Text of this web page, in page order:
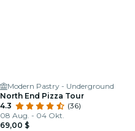
Modern Pastry - Underground
North End Pizza Tour
4.3
(36)
08 Aug. - 04 Okt.
69,00 $